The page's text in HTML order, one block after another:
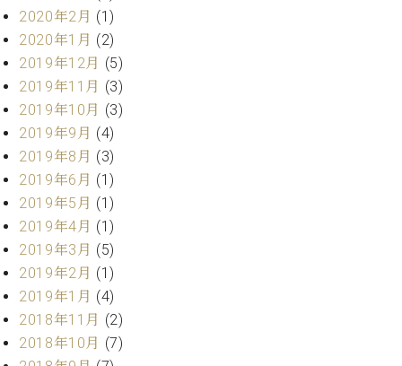
ヴ
ィ
ジ
ョ
ン
C.BECHSTEIN
Digital(ベ
ヒ
シ
ュ
タ
イ
ン
デ
ジ
タ
ル)
紹
介
展示
情報
【ユ
ーロ
ピア
ノ特
選中
古】
ベ
ン
ト
情
報
王
2020年2月 (1)
2020年1月 (2)
2019年12月 (5)
2019年11月 (3)
2019年10月 (3)
2019年9月 (4)
2019年8月 (3)
2019年6月 (1)
2019年5月 (1)
2019年4月 (1)
2019年3月 (5)
2019年2月 (1)
2019年1月 (4)
2018年11月 (2)
2018年10月 (7)